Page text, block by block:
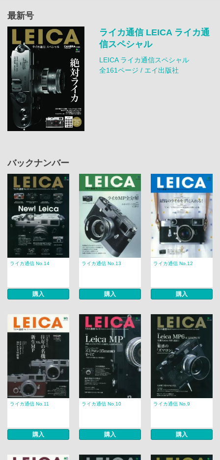
最新号
ライカ通信 LEICA ライカ通
信スペシャル
LEICA ライカ通信スペシャル
全161ページ / エイ出版社
バックナンバー
ライカ通信 No.14
購入
ライカ通信 No.13
購入
ライカ通信 No.12
購入
ライカ通信 No.11
購入
ライカ通信 No.10
購入
ライカ通信 No.9
購入